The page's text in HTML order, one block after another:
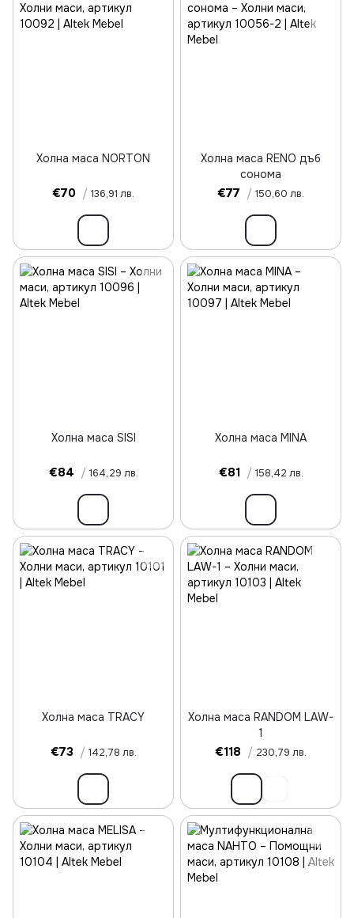
Холна маса NORTON
€70 / 136,91 лв.
Холна маса RENO дъб
сонома
€77 / 150,60 лв.
Холна маса SISI
€84 / 164,29 лв.
Холна маса MINA
€81 / 158,42 лв.
Холна маса TRACY
€73 / 142,78 лв.
Холна маса RANDOM LAW-
1
€118 / 230,79 лв.